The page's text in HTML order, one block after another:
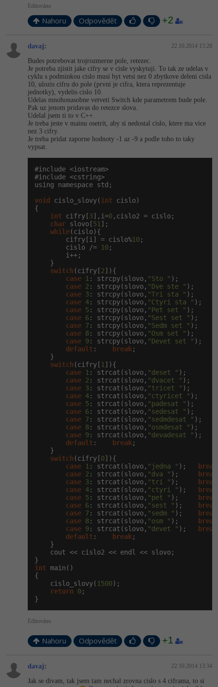
Digitální gramotnost
WordPress
SEO -30%
UX
Business
Copywriting -30%
MS Office -80%
Google Dokumenty
Time management
Windows
Kybernetická bezpečnost
Elektronický podpis
Fórum
Photoshop -80%
Adobe Lightroom -30%
Adobe XD -15%
Adobe InDesign -25%
Adobe After Effects
Blender
Inkscape
Fotografování -80%
Video
Ostatní
Fórum
Pro firmy
Editováno
Nahoru Odpovědět +2
davaj: 22.10.2014 13:28
Budes potrebovat trojrozmerne pole, retezec.
Je potreba zjistit jake cifry se v cisle vyskytuji. To tak ze udelas v
cyklu s podminkou cislo musi byt vetsi nez 0 zbytkove deleni cisla
10, ulozis cifru do pole (prvni je cifra, ktera reprezentuje
jednotky), vydelis cislo 10.
Udelas mnohonasobne vetveti Switch kde parametrem bude pole.
Pak uz jenom pridavas do retezce slova.
Udelal jsem ti to v C++.
Je treba jeste v mainu osetrit, aby si nedostal cislo, ktere ma vice
nez 3 cifry.
Je treba pridat zaporne hodnoty -1 az -9 a podle toho to taky
vypsat.
#include <iostream>
#include <cstring>
using namespace std;
void
cislo_slovy(int cislo)
{
int cifry[3],i=0,cislo2 = cislo;
char slovo[51 ];
while(cislo){
        cifry[i] = cislo%
10;
        cislo /=
10;
        i++;
    }
switch (cifry[2]){
case
1 : strcpy(slovo, "Sto " );
case 2 : strcpy(slovo, "Dve ste " );
case 3 : strcpy(slovo, "Tri sta " );
case 4: strcpy(slovo, "Ctyri sta " );
case 5 : strcpy(slovo, "Pet set " );
case 6: strcpy(slovo, "Sest set " );
case 7 : strcpy(slovo, "Sedm set " );
case 8: strcpy(slovo, "Osm set " );
case 9: strcpy(slovo, "Devet set " );
default : break;
    }
switch (cifry[ 1 ]){
case
1 : strcat(slovo, "deset " );
case 2 : strcat(slovo, "dvacet " );
case 3 : strcat(slovo, "tricet " );
case 4: strcat(slovo, "ctyricet " );
case 5 : strcat(slovo, "padesat " );
case 6: strcat(slovo, "sedesat " );
case 7 : strcat(slovo, "sedmdesat " );
case 8: strcat(slovo, "osmdesat " );
case 9: strcat(slovo, "devadesat " );
default : break;
    }
switch (cifry[0]){
case
1 : strcat(slovo, "jedna " ); break
case 2 : strcat(slovo, "dva " ); break
case 3 : strcat(slovo, "tri " ); break
case 4: strcat(slovo, "ctyri " ); break
case 5 : strcat(slovo, "pet " ); break
case 6: strcat(slovo, "sest " ); break
case 7 : strcat(slovo, "sedm " ); break
case 8: strcat(slovo, "osm " ); break
case 9: strcat(slovo, "devet " ); break
default : break;
    }
    cout << cislo2 << endl << slovo;
int main()
{
    cislo_slovy(
1500);
return
0;
}
Editováno
Nahoru Odpovědět +1
davaj: 22.10.2014 13:34
Jak se divam, tak jsem tam nechal zrovna cislo s 4 ciframa, to si